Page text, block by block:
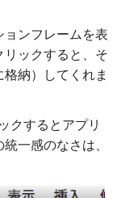
ンフレームを表
ックすると、そ
納）してくれま
クするとアプリ
一感のなさは、